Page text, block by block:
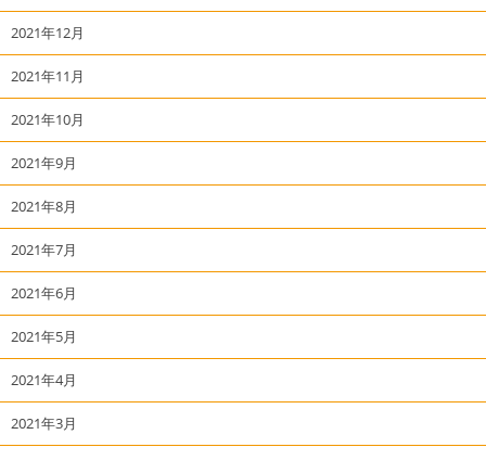
2021年12月
2021年11月
2021年10月
2021年9月
2021年8月
2021年7月
2021年6月
2021年5月
2021年4月
2021年3月